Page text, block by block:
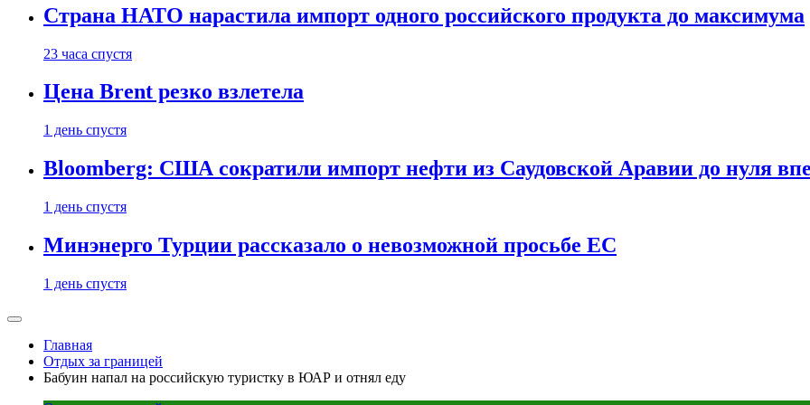
Страна НАТО нарастила импорт одного российского продукта до максимума
23 часа спустя
Цена Brent резко взлетела
1 день спустя
Bloomberg: США сократили импорт нефти из Саудовской Аравии до нуля
1 день спустя
Минэнерго Турции рассказало о невозможной просьбе ЕС
1 день спустя
Главная
Отдых за границей
Бабуин напал на российскую туристку в ЮАР и отнял еду